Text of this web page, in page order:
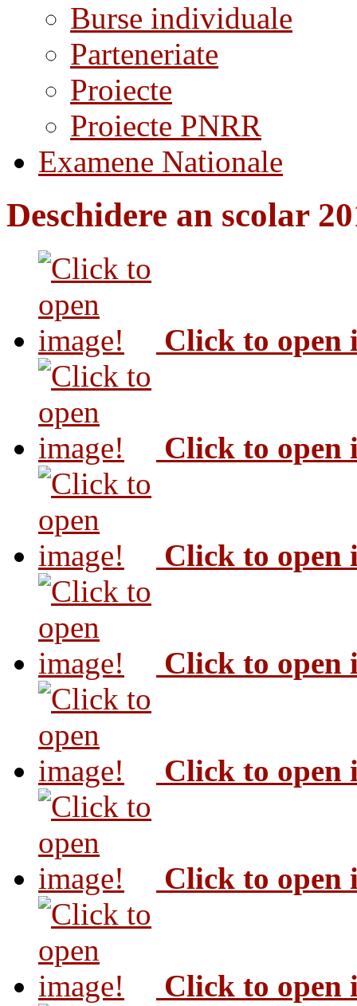
Burse individuale
Parteneriate
Proiecte
Proiecte PNRR
Examene Nationale
Deschidere an scolar
Click to open
Click to open
Click to open
Click to open
Click to open
Click to open
Click to open